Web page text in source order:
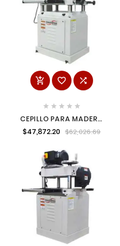
  
    
CEPILLO PARA MADERA
16" 220 V CALIFORNIA
MACHINERY
$47,872.20 $62,026.69